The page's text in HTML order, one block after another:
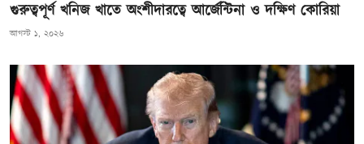
গুরুত্বপূর্ণ খনিজ খাতে অংশীদারত্বে আর্জেন্টিনা ও দক্ষিণ কোরিয়া
আগস্ট ১, ২০২৬